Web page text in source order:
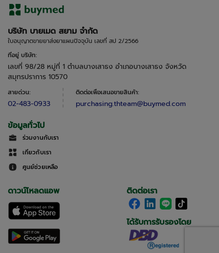
บริษัท บายเมด สยาม จำกัด
ใบอนุญาตขายยาส่งยาแผนปัจจุบัน เลขที่ สป 2/2566
ที่อยู่ บริษัท:
เลขที่ 98/28 หมู่ที่ 1 ตำบลบางเสาธง อำเภอบางเสาธง จังหวัด
สมุทรปราการ 10570
สายด่วน:
02-483-0933
ติดต่อเพื่อเสนอขายสินค้า:
purchasing.thteam@buymed.com
ข้อมูลทั่วไป
ร่วมงานกับเรา
เกี่ยวกับเรา
ศูนย์ช่วยเหลือ
ติดต่อเรา
ได้รับการรับรองโดย
ดาวน์โหลดแอพ